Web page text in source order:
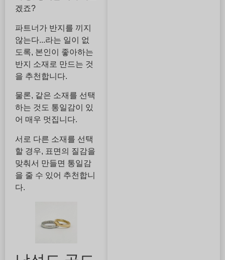
겠죠?
파트너가 반지를 끼지
않는다...라는 일이 없
도록, 본인이 좋아하는
반지 소재로 만드는 것
을 추천합니다.
물론, 같은 소재를 선택
하는 것도 통일감이 있
어 매우 멋집니다.
서로 다른 소재를 선택
할 경우, 표면의 질감을
맞춰서 만들면 통일감
을 줄 수 있어 추천합니
다.